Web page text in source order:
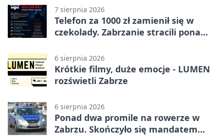
7 sierpnia 2026
Telefon za 1000 zł zamienił się w
czekolady. Zabrzanie stracili ponad
6 sierpnia 2026
Krótkie filmy, duże emocje - LUMEN
rozświetli Zabrze
6 sierpnia 2026
Ponad dwa promile na rowerze w
Zabrzu. Skończyło się mandatem